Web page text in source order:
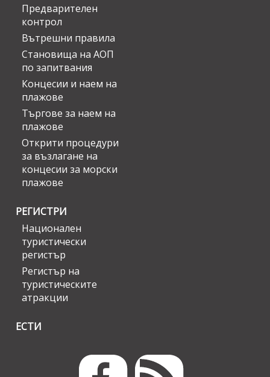
Предварителен
контрол
Вътрешни правила
Становища на АОП
по запитвания
Концесии и наем на
плажове
Търгове за наем на
плажове
Открити процедури
за възлагане на
концесии за морски
плажове
РЕГИСТРИ
Национален
туристически
регистър
Регистър на
туристическите
атракции
ЕСТИ